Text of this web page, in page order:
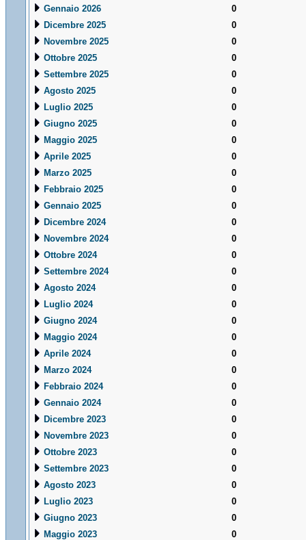
Gennaio 2026
0
Dicembre 2025
0
Novembre 2025
0
Ottobre 2025
0
Settembre 2025
0
Agosto 2025
0
Luglio 2025
0
Giugno 2025
0
Maggio 2025
0
Aprile 2025
0
Marzo 2025
0
Febbraio 2025
0
Gennaio 2025
0
Dicembre 2024
0
Novembre 2024
0
Ottobre 2024
0
Settembre 2024
0
Agosto 2024
0
Luglio 2024
0
Giugno 2024
0
Maggio 2024
0
Aprile 2024
0
Marzo 2024
0
Febbraio 2024
0
Gennaio 2024
0
Dicembre 2023
0
Novembre 2023
0
Ottobre 2023
0
Settembre 2023
0
Agosto 2023
0
Luglio 2023
0
Giugno 2023
0
Maggio 2023
0